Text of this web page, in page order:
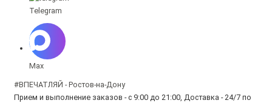
Telegram
Max
#ВПЕЧАТЛЯЙ - Ростов-на-Дону
Прием и выполнение заказов - с 9:00 до 21:00, Доставка - 24/7 по